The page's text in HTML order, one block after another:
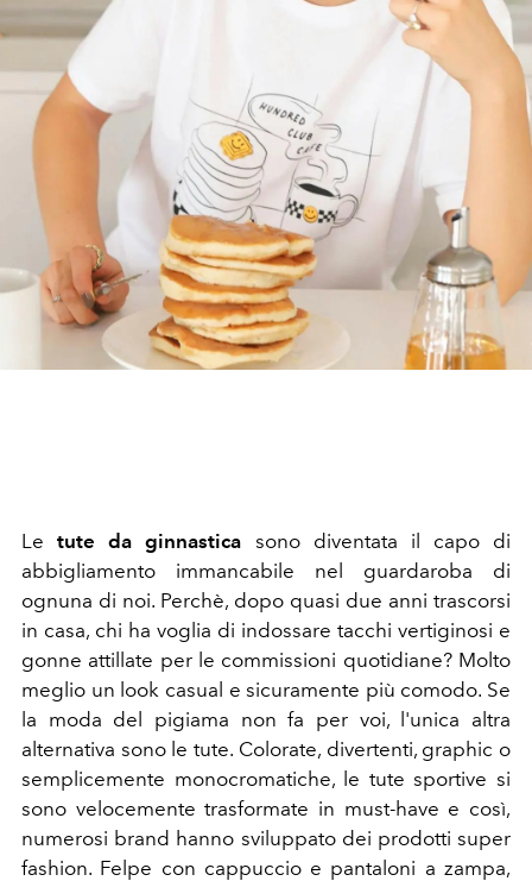
Letute da ginnastica sono diventata il capo di
abbigliamento immancabile nel guardaroba di
ognuna di noi. Perchè, dopo quasi due anni trascorsi
in casa, chi ha voglia di indossare tacchi vertiginosi e
gonne attillate per le commissioni quotidiane? Molto
meglio un look casual e sicuramente più comodo. Se
la moda del pigiama non fa per voi, l'unica altra
alternativa sono le tute. Colorate, divertenti, graphic o
semplicemente monocromatiche, le tute sportive si
sono velocemente trasformate in must-have e così,
numerosi brand hanno sviluppato dei prodotti super
fashion. Felpe con cappuccio e pantaloni a zampa,